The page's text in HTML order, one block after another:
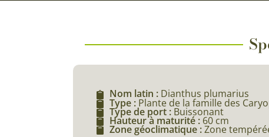
Nom latin : Dianthus plumarius
Type : Plante de la famille des
Type de port : Buissonant
Hauteur à maturité : 60 cm
Zone géoclimatique :Zone